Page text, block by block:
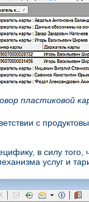
пластиковой
с
в силу
услуг и